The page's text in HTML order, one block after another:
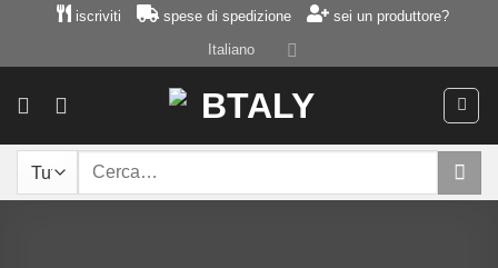
contenuti
iscriviti spese di spedizione
sei un produttore?
Italiano
Cerca: